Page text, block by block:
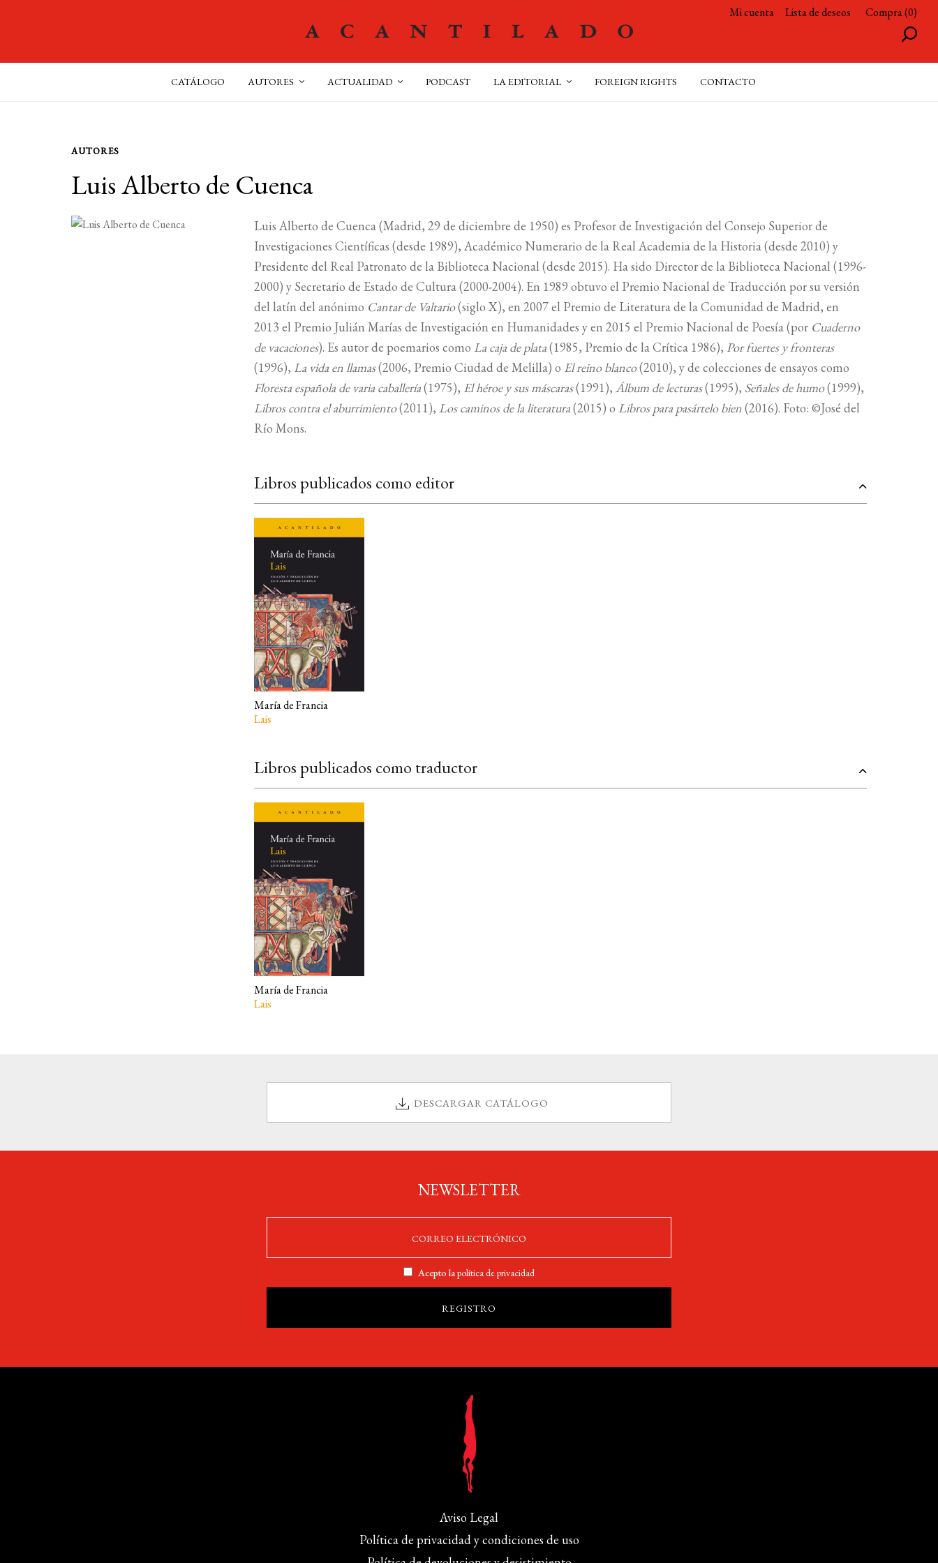
Mi cuenta Lista de deseos Compra (0)
CATÁLOGO AUTORES ACTUALIDAD PODCAST LA EDITORIAL FOREIGN RIGHTS CONTACTO
AUTORES
Luis Alberto de Cuenca
Luis Alberto de Cuenca (Madrid, 29 de diciembre de 1950) es Profesor de Investigación del Consejo Superior de
Investigaciones Científicas (desde 1989), Académico Numerario de la Real Academia de la Historia (desde 2010) y
Presidente del Real Patronato de la Biblioteca Nacional (desde 2015). Ha sido Director de la Biblioteca Nacional (1996-
2000) y Secretario de Estado de Cultura (2000-2004). En 1989 obtuvo el Premio Nacional de Traducción por su versión
del latín del anónimo Cantar de Valtario(siglo X), en 2007 el Premio de Literatura de la Comunidad de Madrid, en
2013 el Premio Julián Marías de Investigación en Humanidades y en 2015 el Premio Nacional de Poesía (por Cuaderno
de vacaciones). Es autor de poemarios como La caja de plata(1985, Premio de la Crítica 1986), Por fuertes y fronteras
(1996), La vida en llamas(2006, Premio Ciudad de Melilla) o El reino blanco(2010), y de colecciones de ensayos como
Floresta española de varia caballería(1975), El héroe y sus máscaras(1991), Álbum de lecturas(1995), Señales de humo(1999),
Libros contra el aburrimiento(2011), Los caminos de la literatura(2015) o Libros para pasártelo bien(2016). Foto: ©José del
Río Mons.
Libros publicados como editor
María de Francia
Lais
Libros publicados como traductor
María de Francia
Lais
DESCARGAR CATÁLOGO
NEWSLETTER
Acepto lapolítica de privacidad
Aviso Legal
Política de privacidad y condiciones de uso